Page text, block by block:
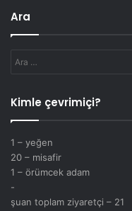
Ara
Kimle çevrimiçi?
1 – yeğen
20 – misafir
1 – örümcek adam
-
şuan toplam ziyaretçi – 21